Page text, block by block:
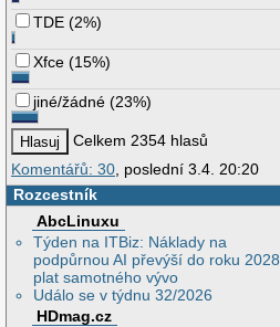
TDE (2%)
Xfce (15%)
jiné/žádné (23%)
Celkem 2354 hlasů
Komentářů: 30 , poslední 3.4. 20:20
Rozcestník
AbcLinuxu
Týden na ITBiz: Náklady na
podpůrnou AI převýší do roku 2028
plat samotného vývo
Událo se v týdnu 32/2026
HDmag.cz